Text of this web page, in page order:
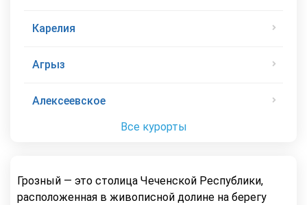
Карелия
Агрыз
Алексеевское
Все курорты
Грозный — это столица Чеченской Республики,
расположенная в живописной долине на берегу